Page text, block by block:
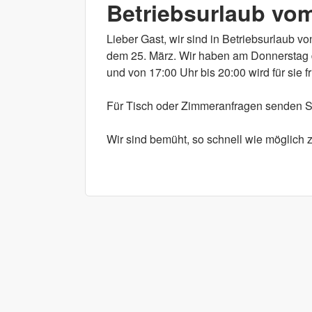
Betriebsurlaub
Lieber Gast, wir sind in Betriebsurlaub
dem 25. März. Wir haben am
und von 17:00 Uhr bis 20:00 wird für sie
Für Tisch oder Zimmeranfragen senden
Wir sind bemüht, so schnell wie möglich